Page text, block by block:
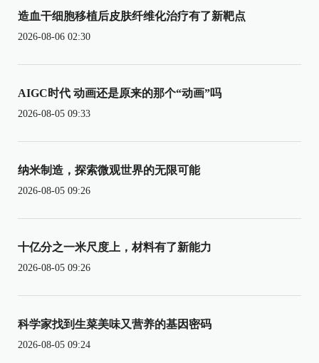
造血干细胞移植后皮肤纤维化治疗有了新靶点
2026-08-06 02:30
AIGC时代 动画还是原来的那个“动画”吗
2026-08-05 09:33
纳米制造，探索微观世界的无限可能
2026-08-05 09:26
十亿分之一米尺度上，材料有了新能力
2026-08-05 09:26
科学家找到生菜美味又营养的基因密码
2026-08-05 09:24